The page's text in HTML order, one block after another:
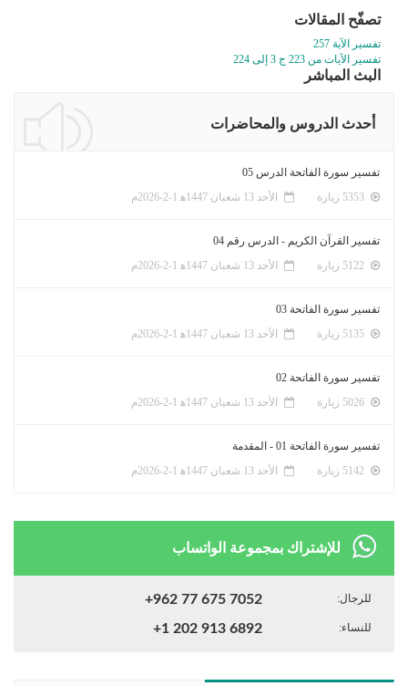
تصفّح المقالات
تفسير الآية 257
تفسير الآيات من 223 ج 3 إلى 224
البث المباشر
أحدث الدروس والمحاضرات
تفسير سورة الفاتحة الدرس 05
الأحد 13 شعبان 1447ﻫ 1-2-2026م
تفسير القرآن الكريم - الدرس رقم 04
الأحد 13 شعبان 1447ﻫ 1-2-2026م
تفسير سورة الفاتحة 03
الأحد 13 شعبان 1447ﻫ 1-2-2026م
تفسير سورة الفاتحة 02
الأحد 13 شعبان 1447ﻫ 1-2-2026م
تفسير سورة الفاتحة 01 - المقدمة
الأحد 13 شعبان 1447ﻫ 1-2-2026م
للإشتراك بمجموعة الواتساب
للرجال: +962 77 675 7052
للنساء: +1 202 913 6892